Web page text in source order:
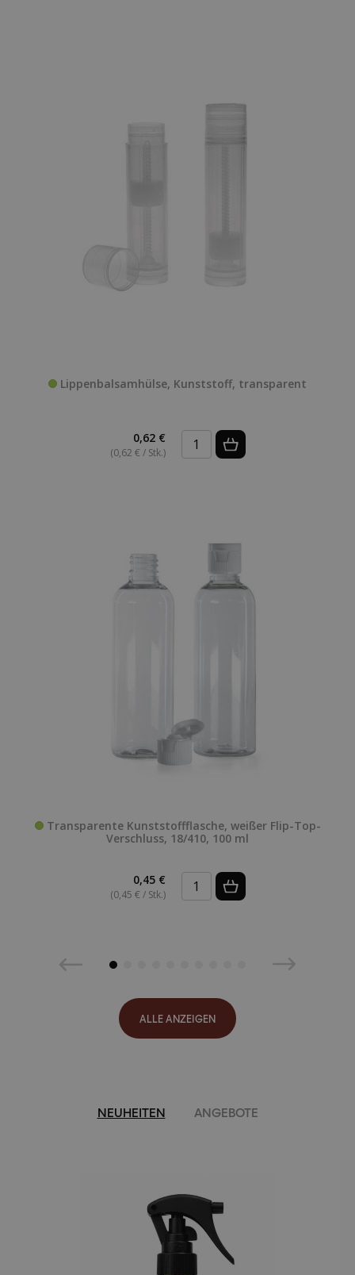
Lippenbalsamhülse, Kunststoff, transparent
0,62 €
(0,62 € / Stk.)
Transparente Kunststoffflasche, weißer Flip-Top-
Verschluss, 18/410, 100 ml
0,45 €
(0,45 € / Stk.)
ALLE ANZEIGEN
NEUHEITEN ANGEBOTE